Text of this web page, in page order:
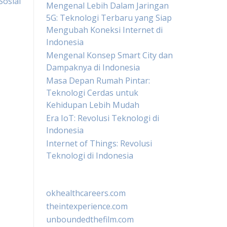
Mengenal Lebih Dalam Jaringan
5G: Teknologi Terbaru yang Siap
Mengubah Koneksi Internet di
Indonesia
Mengenal Konsep Smart City dan
Dampaknya di Indonesia
Masa Depan Rumah Pintar:
Teknologi Cerdas untuk
Kehidupan Lebih Mudah
Era IoT: Revolusi Teknologi di
Indonesia
Internet of Things: Revolusi
Teknologi di Indonesia
okhealthcareers.com
theintexperience.com
unboundedthefilm.com